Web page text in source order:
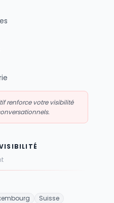
renforce votre visibilité
Suisse